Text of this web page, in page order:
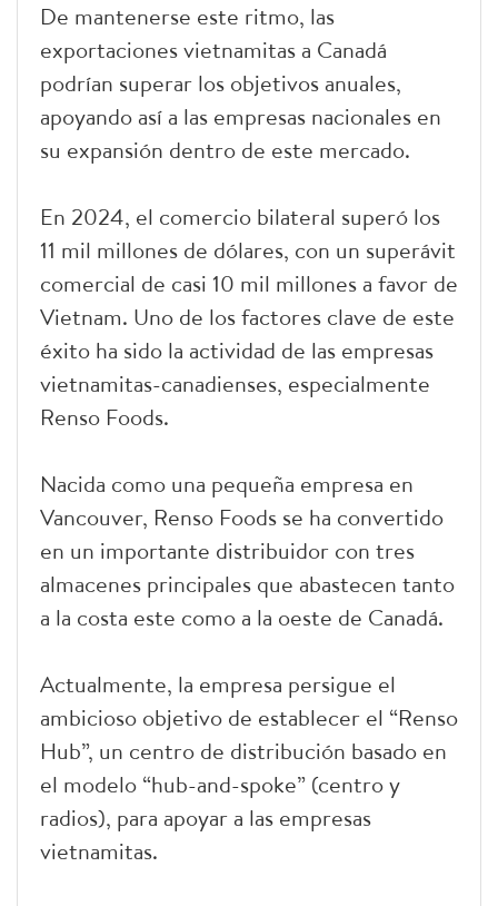
De mantenerse este ritmo, las
exportaciones vietnamitas a Canadá
podrían superar los objetivos anuales,
apoyando así a las empresas nacionales en
su expansión dentro de este mercado.
En 2024, el comercio bilateral superó los
11 mil millones de dólares, con un superávit
comercial de casi 10 mil millones a favor de
Vietnam. Uno de los factores clave de este
éxito ha sido la actividad de las empresas
vietnamitas-canadienses, especialmente
Renso Foods.
Nacida como una pequeña empresa en
Vancouver, Renso Foods se ha convertido
en un importante distribuidor con tres
almacenes principales que abastecen tanto
a la costa este como a la oeste de Canadá.
Actualmente, la empresa persigue el
ambicioso objetivo de establecer el “Renso
Hub”, un centro de distribución basado en
el modelo “hub-and-spoke” (centro y
radios), para apoyar a las empresas
vietnamitas.